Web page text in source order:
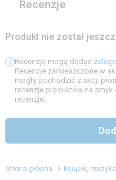
Recenzje
Produkt nie został
Recenzję mogą dodać
Recenzje zamieszczone w
mogły pochodzić z akcji
recenzje produktów na
recenzje.
Strona główna Książki,